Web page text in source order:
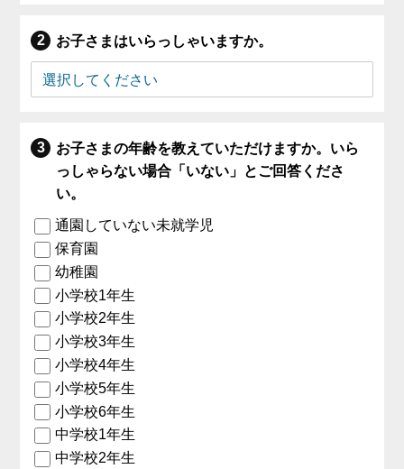
お子さまはいらっしゃいますか。
お子さまの年齢を教えていただけますか。いら
っしゃらない場合「いない」とご回答くださ
い。
通園していない未就学児
保育園
幼稚園
小学校1年生
小学校2年生
小学校3年生
小学校4年生
小学校5年生
小学校6年生
中学校1年生
中学校2年生